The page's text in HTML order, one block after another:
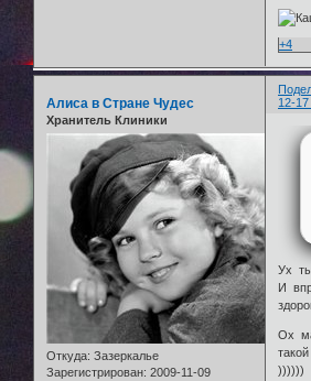
+4
12-
Алиса в Стране Чудес
Хранитель Клиники
Откуда: Зазеркалье
Зарегистрирован: 2009-11-09
Ух
И
Ох
))))))